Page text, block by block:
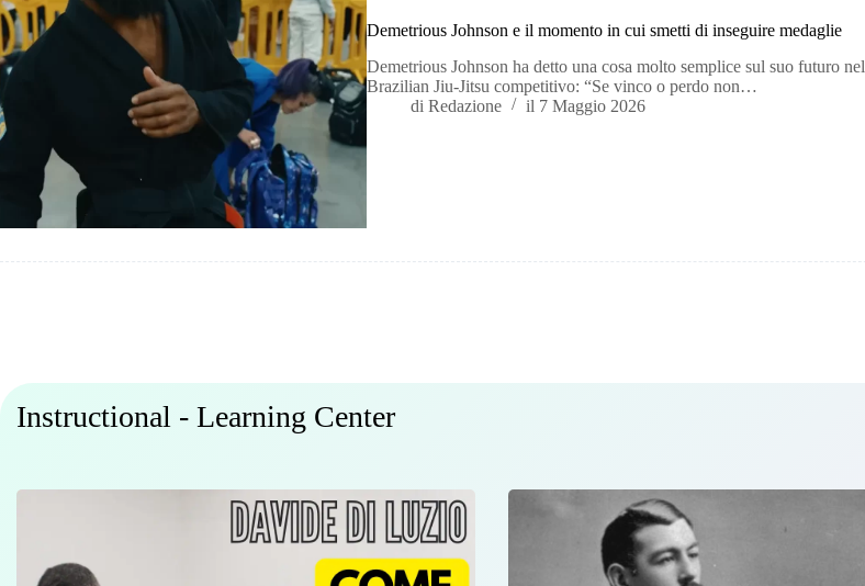
Demetrious Johnson e il momento in cui smetti di inseguire medaglie
Demetrious Johnson ha detto una cosa molto semplice sul suo futuro nel
Brazilian Jiu-Jitsu competitivo: “Se vinco o perdo non…
di Redazione il 7 Maggio 2026
Instructional - Learning Center